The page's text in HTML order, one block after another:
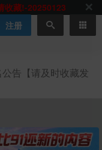
!
路！
收藏!-20250123
！
路！
注册
告【请及时收藏发